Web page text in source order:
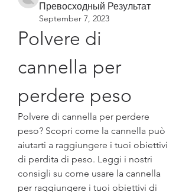
Превосходный Результат
September 7, 2023
Polvere di
cannella per
perdere peso
Polvere di cannella per perdere
peso? Scopri come la cannella può
aiutarti a raggiungere i tuoi obiettivi
di perdita di peso. Leggi i nostri
consigli su come usare la cannella
per raggiungere i tuoi obiettivi di